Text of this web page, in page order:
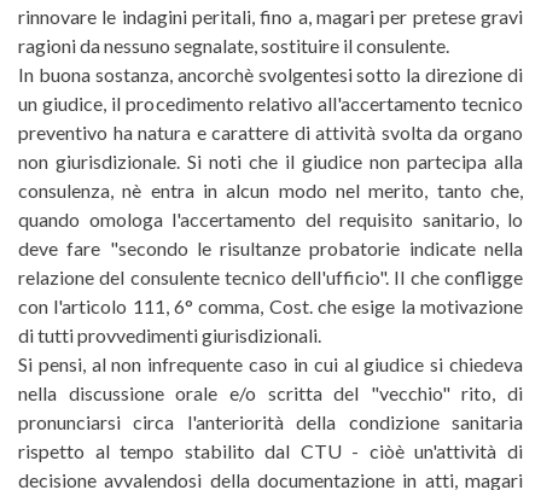
rinnovare le indagini peritali, fino a, magari per pretese gravi
ragioni da nessuno segnalate, sostituire il consulente.
In buona sostanza, ancorchè svolgentesi sotto la direzione di
un giudice, il procedimento relativo all'accertamento tecnico
preventivo ha natura e carattere di attività svolta da organo
non giurisdizionale. Si noti che il giudice non partecipa alla
consulenza, nè entra in alcun modo nel merito, tanto che,
quando omologa l'accertamento del requisito sanitario, lo
deve fare "secondo le risultanze probatorie indicate nella
relazione del consulente tecnico dell'ufficio". Il che confligge
con l'articolo 111, 6° comma, Cost. che esige la motivazione
di tutti provvedimenti giurisdizionali.
Si pensi, al non infrequente caso in cui al giudice si chiedeva
nella discussione orale e/o scritta del "vecchio" rito, di
pronunciarsi circa l'anteriorità della condizione sanitaria
rispetto al tempo stabilito dal CTU - ciòè un'attività di
decisione avvalendosi della documentazione in atti, magari